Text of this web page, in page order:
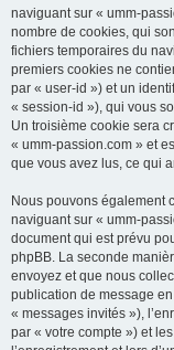
naviguant sur « umm-
nombre de cookies, qui
fichiers temporaires du
premiers cookies ne
par « user-id ») et un
« session-id »), qui vous
Un troisième cookie sera
« umm-passion.com » et
que vous avez lus, ce qui
Nous pouvons également
naviguant sur « umm-
document qui est prévu
phpBB. La seconde
envoyez et que nous
publication de message
« messages invités »),
par « votre compte ») et